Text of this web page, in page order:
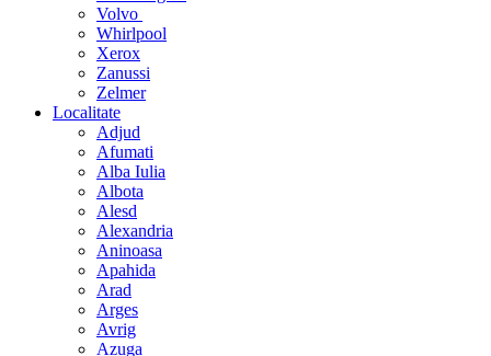
Volvo
Whirlpool
Xerox
Zanussi
Zelmer
Localitate
Adjud
Afumati
Alba Iulia
Albota
Alesd
Alexandria
Aninoasa
Apahida
Arad
Arges
Avrig
Azuga